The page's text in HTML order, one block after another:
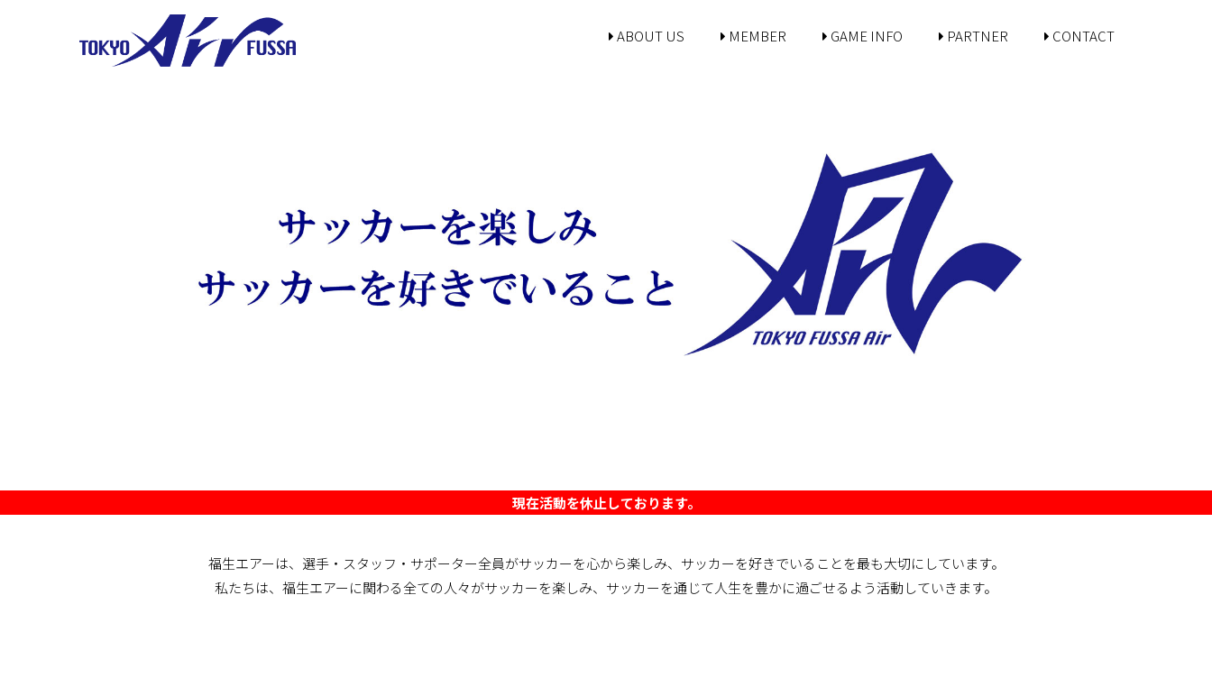
ABOUT US MEMBER GAME INFO PARTNER CONTACT
現在活動を休止しております。
福生エアーは、選手・スタッフ・サポーター全員がサッカーを心から楽しみ、サッカーを好きでいることを最も大切にしています。
私たちは、福生エアーに関わる全ての人々がサッカーを楽しみ、サッカーを通じて人生を豊かに過ごせるよう活動していきます。